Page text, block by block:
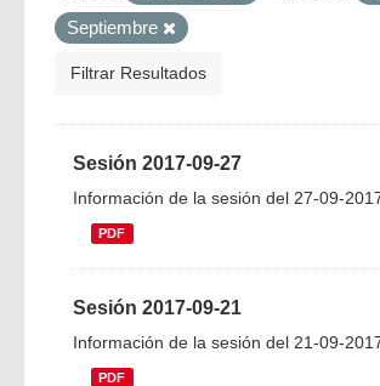
Septiembre
Filtrar Resultados
Sesión 2017-09-27
Información de la sesión del 27-09-
PDF
Sesión 2017-09-21
Información de la sesión del 21-09-
PDF